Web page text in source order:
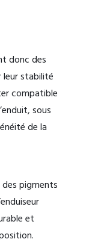
donc des
leur stabilité
compatible
sous
de la
pigments
et